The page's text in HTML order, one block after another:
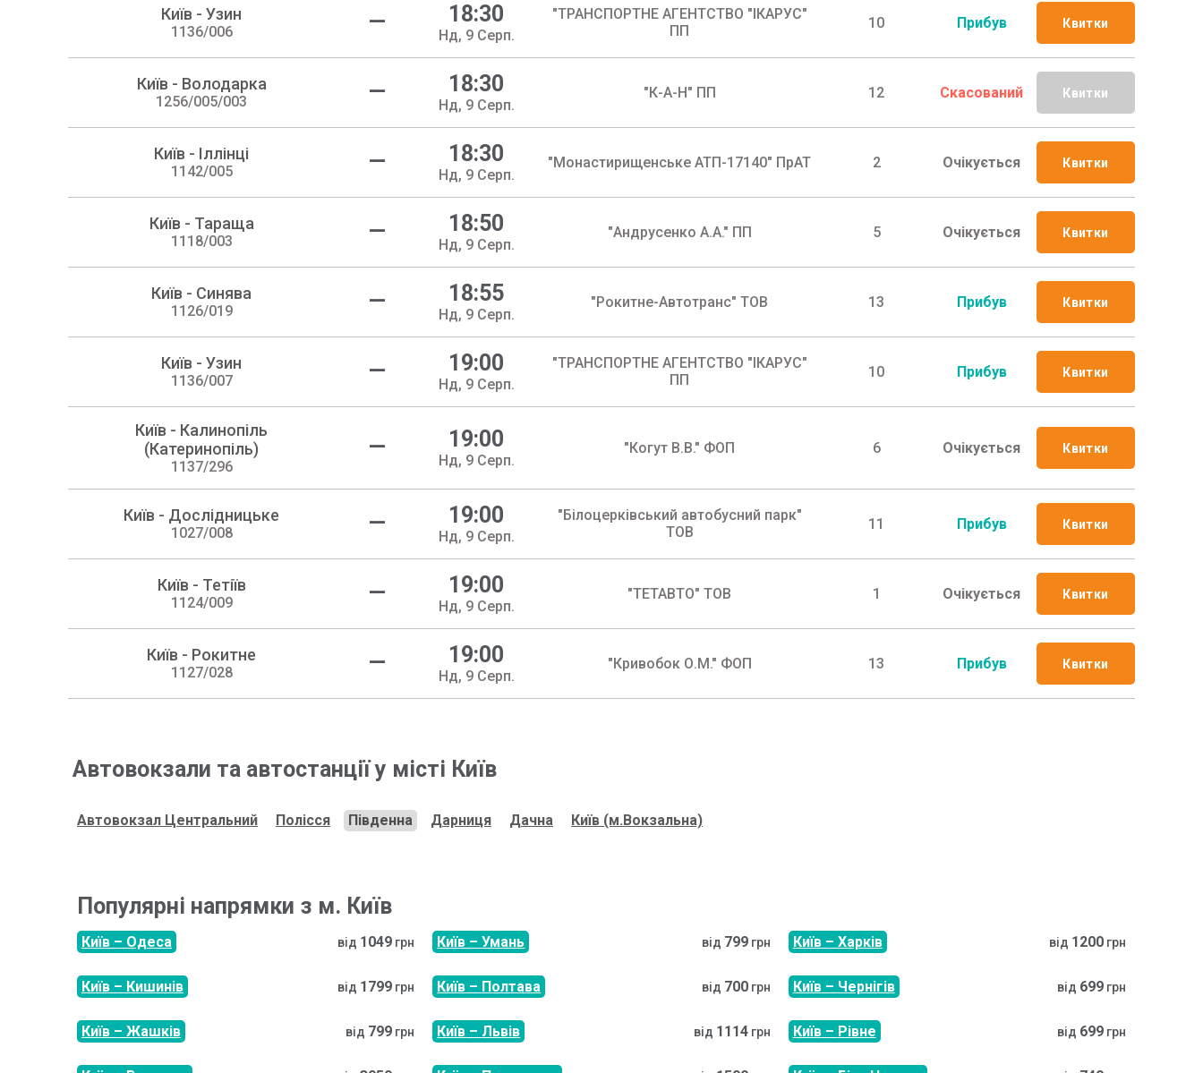
Київ - Узин
1136/006 — 18:30
Нд, 9 Серп.
"ТРАНСПОРТНЕ АГЕНТСТВО "ІКАРУС"
ПП
10 Прибув Квитки
Київ - Володарка
1256/005/003 — 18:30
Нд, 9 Серп.
"К-А-Н" ПП 12 Скасований Квитки
Київ - Іллінці
1142/005 — 18:30
Нд, 9 Серп.
"Монастирищенське АТП-17140" ПрАТ 2 Очікується Квитки
Київ - Тараща
1118/003 — 18:50
Нд, 9 Серп.
"Андрусенко А.А." ПП 5 Очікується Квитки
Київ - Синява
1126/019 — 18:55
Нд, 9 Серп.
"Рокитне-Автотранс" ТОВ 13 Прибув Квитки
Київ - Узин
1136/007 — 19:00
Нд, 9 Серп.
"ТРАНСПОРТНЕ АГЕНТСТВО "ІКАРУС"
ПП
10 Прибув Квитки
Київ - Калинопіль
(Катеринопіль)
1137/296
— 19:00
Нд, 9 Серп.
"Когут В.В." ФОП 6 Очікується Квитки
Київ - Дослідницьке
1027/008 — 19:00
Нд, 9 Серп.
"Бiлоцеркiвський автобусний парк"
ТОВ
11 Прибув Квитки
Київ - Тетіїв
1124/009 — 19:00
Нд, 9 Серп.
"ТЕТАВТО" ТОВ 1 Очікується Квитки
Київ - Рокитне
1127/028 — 19:00
Нд, 9 Серп.
"Кривобок О.М." ФОП 13 Прибув Квитки
Автовокзали та автостанції у місті Київ
Автовокзал Центральний Полісся Південна Дарниця Дачна Київ (м.Вокзальна)
Популярні напрямки з м. Київ
Київ – Одеса від 1049 грн Київ –Умань від 799 грн Київ– Харків від 1200 грн
Київ – Кишинів від 1799 грн Київ – Полтава від 700 грн Київ– Чернігів від 699 грн
Київ – Жашків від 799 грн Київ – Львів від 1114 грн Київ– Рівне від 699 грн